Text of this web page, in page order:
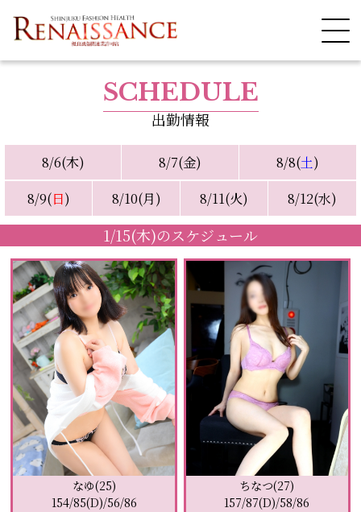
SCHEDULE
出勤情報
8/6(木) 8/7(金) 8/8(土)
8/9(日) 8/10(月) 8/11(火) 8/12(水)
1/15(木)のスケジュール
なゆ(25)
154/85(D)/56/86
ちなつ(27)
157/87(D)/58/86